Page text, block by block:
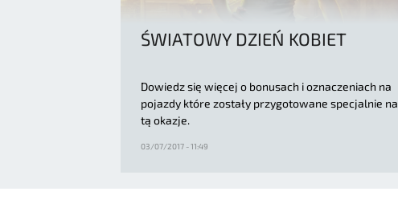
ŚWIATOWY DZIEŃ KOBIET
Dowiedz się więcej o bonusach i oznaczeniach na
pojazdy które zostały przygotowane specjalnie na
tą okazje.
03/07/2017 - 11:49